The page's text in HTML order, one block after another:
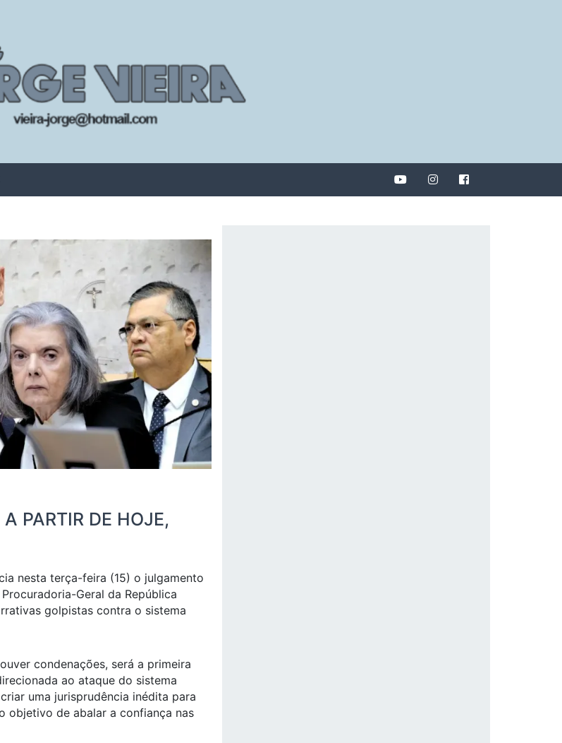
PARTIR DE HOJE,
nesta terça-feira (15) o julgamento
Geral da República
golpistas contra o sistema
condenações, será a primeira
ao ataque do sistema
uma jurisprudência inédita para
objetivo de abalar a confiança nas